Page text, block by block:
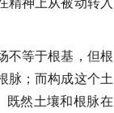
精神上从被动转入
不等于根基，但根
脉；而构成这个土
既然土壤和根脉在